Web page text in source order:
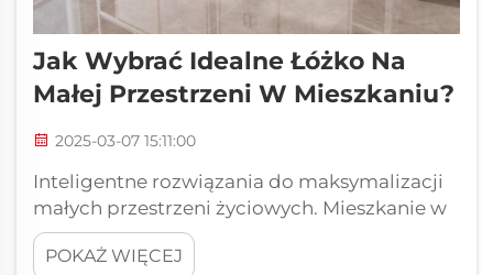
Jak Wybrać Idealne Łóżko Na
Małej Przestrzeni W Mieszkaniu?
2025-03-07 15:11:00
Inteligentne rozwiązania do maksymalizacji
małych przestrzeni życiowych. Mieszkanie w
niewielkim mieszkaniu miejskim nie oznacza
rezygnacji z komfortu czy stylu w kwestii
POKAŻ WIĘCEJ